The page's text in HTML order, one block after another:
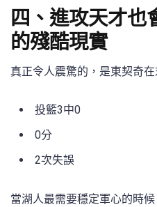
四、進攻天才也
的殘酷現實
真正令人震驚的，是東契奇在
投籃3中0
0分
2次失誤
當湖人最需要穩定軍心的時